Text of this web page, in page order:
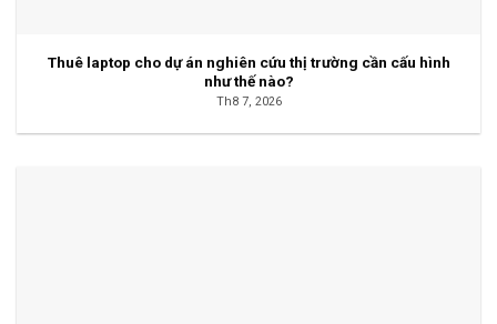
Thuê laptop cho dự án nghiên cứu thị trường cần cấu hình
như thế nào?
Th8 7, 2026